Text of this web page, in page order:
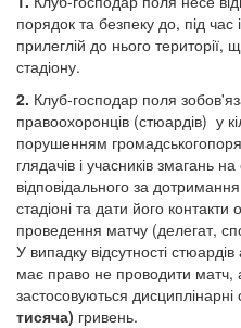
порядок та безпеку до, під час
прилеглій до нього території,
стадіону.
2. Клуб-господар поля
правоохоронців (стюардів) у
порушенням
глядачів і учасників змагань
відповідального за
стадіоні та дати його
проведення матчу (делегат,
У випадку відсутності
має право не проводити матч,
застосовуються дисциплінарні
тисяча) гривень.